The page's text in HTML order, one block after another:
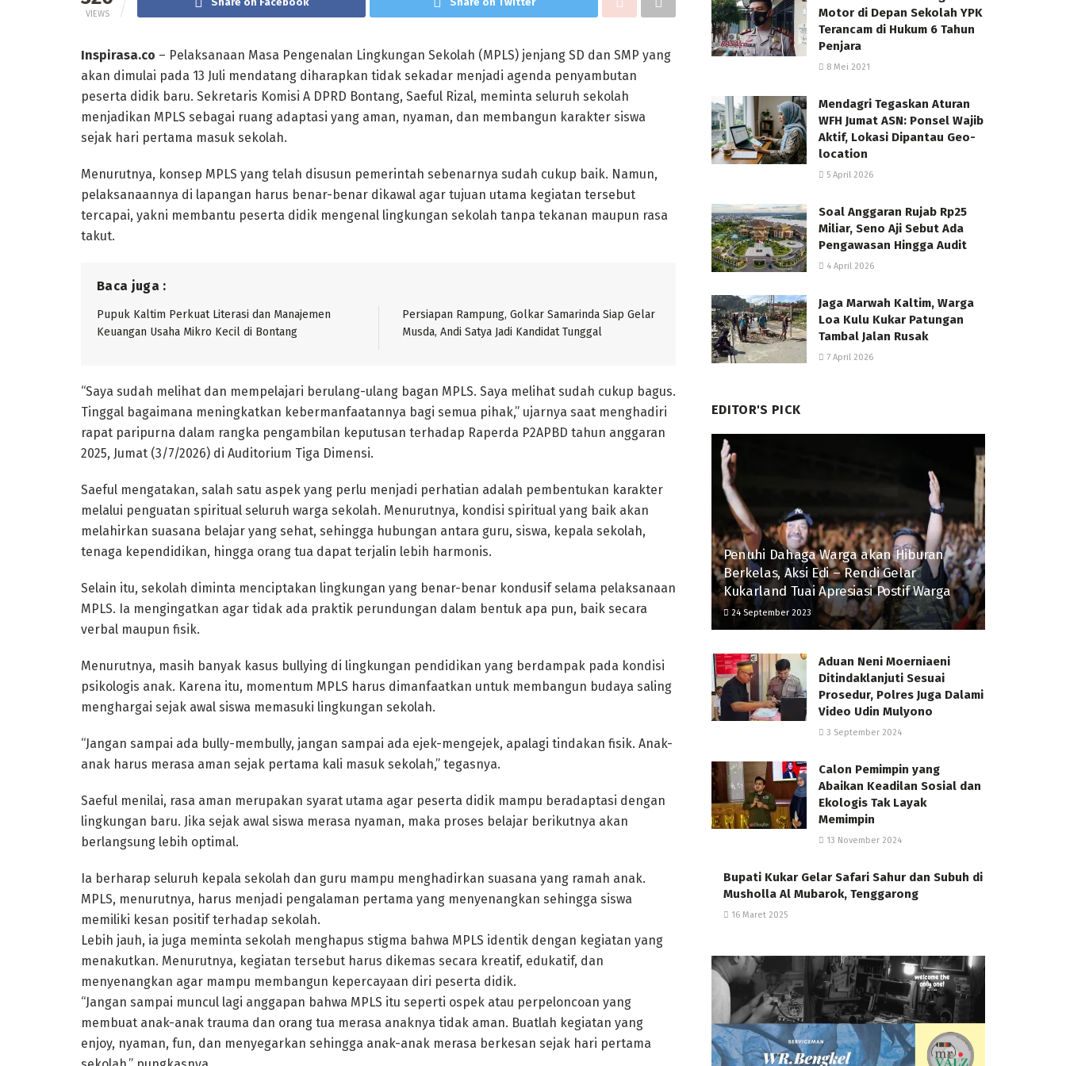
VIEWS
Inspirasa.co – Pelaksanaan Masa Pengenalan Lingkungan Sekolah (MPLS) jenjang SD dan SMP yang
akan dimulai pada 13 Juli mendatang diharapkan tidak sekadar menjadi agenda penyambutan
peserta didik baru. Sekretaris Komisi A DPRD Bontang, Saeful Rizal, meminta seluruh sekolah
menjadikan MPLS sebagai ruang adaptasi yang aman, nyaman, dan membangun karakter siswa
sejak hari pertama masuk sekolah.
Menurutnya, konsep MPLS yang telah disusun pemerintah sebenarnya sudah cukup baik. Namun,
pelaksanaannya di lapangan harus benar-benar dikawal agar tujuan utama kegiatan tersebut
tercapai, yakni membantu peserta didik mengenal lingkungan sekolah tanpa tekanan maupun rasa
takut.
Baca juga :
Pupuk Kaltim Perkuat Literasi dan Manajemen
Keuangan Usaha Mikro Kecil di Bontang
Persiapan Rampung, Golkar Samarinda Siap Gelar
Musda, Andi Satya Jadi Kandidat Tunggal
“Saya sudah melihat dan mempelajari berulang-ulang bagan MPLS. Saya melihat sudah cukup bagus.
Tinggal bagaimana meningkatkan kebermanfaatannya bagi semua pihak,” ujarnya saat menghadiri
rapat paripurna dalam rangka pengambilan keputusan terhadap Raperda P2APBD tahun anggaran
2025, Jumat (3/7/2026) di Auditorium Tiga Dimensi.
Saeful mengatakan, salah satu aspek yang perlu menjadi perhatian adalah pembentukan karakter
melalui penguatan spiritual seluruh warga sekolah. Menurutnya, kondisi spiritual yang baik akan
melahirkan suasana belajar yang sehat, sehingga hubungan antara guru, siswa, kepala sekolah,
tenaga kependidikan, hingga orang tua dapat terjalin lebih harmonis.
Selain itu, sekolah diminta menciptakan lingkungan yang benar-benar kondusif selama pelaksanaan
MPLS. Ia mengingatkan agar tidak ada praktik perundungan dalam bentuk apa pun, baik secara
verbal maupun fisik.
Menurutnya, masih banyak kasus bullying di lingkungan pendidikan yang berdampak pada kondisi
psikologis anak. Karena itu, momentum MPLS harus dimanfaatkan untuk membangun budaya saling
menghargai sejak awal siswa memasuki lingkungan sekolah.
“Jangan sampai ada bully-membully, jangan sampai ada ejek-mengejek, apalagi tindakan fisik. Anak-
anak harus merasa aman sejak pertama kali masuk sekolah,” tegasnya.
Saeful menilai, rasa aman merupakan syarat utama agar peserta didik mampu beradaptasi dengan
lingkungan baru. Jika sejak awal siswa merasa nyaman, maka proses belajar berikutnya akan
berlangsung lebih optimal.
Ia berharap seluruh kepala sekolah dan guru mampu menghadirkan suasana yang ramah anak.
MPLS, menurutnya, harus menjadi pengalaman pertama yang menyenangkan sehingga siswa
memiliki kesan positif terhadap sekolah.
Lebih jauh, ia juga meminta sekolah menghapus stigma bahwa MPLS identik dengan kegiatan yang
menakutkan. Menurutnya, kegiatan tersebut harus dikemas secara kreatif, edukatif, dan
menyenangkan agar mampu membangun kepercayaan diri peserta didik.
“Jangan sampai muncul lagi anggapan bahwa MPLS itu seperti ospek atau perpeloncoan yang
membuat anak-anak trauma dan orang tua merasa anaknya tidak aman. Buatlah kegiatan yang
enjoy, nyaman, fun, dan menyegarkan sehingga anak-anak merasa berkesan sejak hari pertama
Motor di Depan Sekolah YPK
Terancam di Hukum 6 Tahun
Penjara
8 Mei 2021
Mendagri Tegaskan Aturan
WFH Jumat ASN: Ponsel Wajib
Aktif, Lokasi Dipantau Geo-
location
5 April 2026
Soal Anggaran Rujab Rp25
Miliar, Seno Aji Sebut Ada
Pengawasan Hingga Audit
4 April 2026
Jaga Marwah Kaltim, Warga
Loa Kulu Kukar Patungan
Tambal Jalan Rusak
7 April 2026
EDITOR'S PICK
Penuhi Dahaga Warga akan Hiburan
Berkelas, Aksi Edi – Rendi Gelar
Kukarland Tuai Apresiasi Postif Warga
24 September 2023
Aduan Neni Moerniaeni
Ditindaklanjuti Sesuai
Prosedur, Polres Juga Dalami
Video Udin Mulyono
3 September 2024
Calon Pemimpin yang
Abaikan Keadilan Sosial dan
Ekologis Tak Layak
Memimpin
13 November 2024
Bupati Kukar Gelar Safari Sahur dan Subuh di
Musholla Al Mubarok, Tenggarong
16 Maret 2025